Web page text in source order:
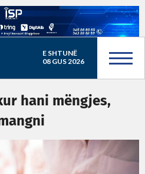
E SHTUNË
08 GUS 2026
hani mëngjes,